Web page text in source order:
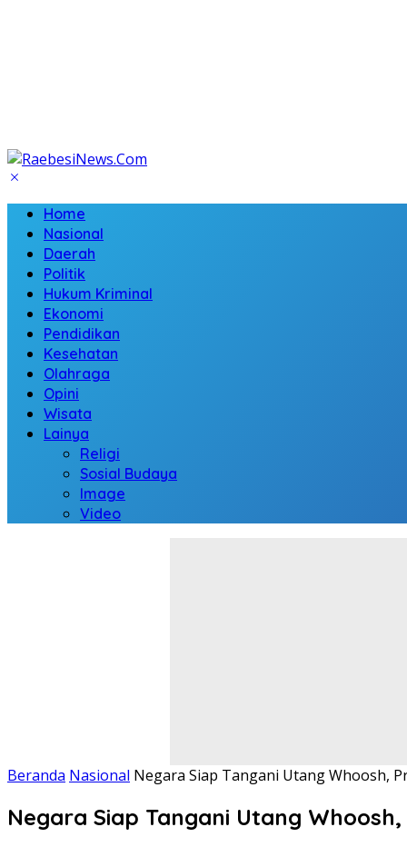
Home
Nasional
Daerah
Politik
Hukum Kriminal
Ekonomi
Pendidikan
Kesehatan
Olahraga
Opini
Wisata
Lainya
Religi
Sosial Budaya
Image
Video
Beranda Nasional Negara Siap Tangani Utang Whoosh,
Negara Siap Tangani Utang